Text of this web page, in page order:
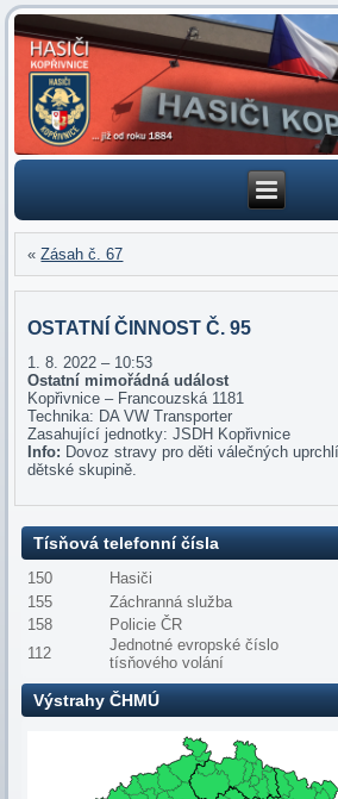
«Zásah č. 67
OSTATNÍ ČINNOST Č. 95
1. 8. 2022 – 10:53
Ostatní mimořádná událost
Kopřivnice – Francouzská 1181
Technika: DA VW Transporter
Zasahující jednotky: JSDH Kopřivnice
Info: Dovoz stravy pro děti válečných
dětské skupině.
Tísňová telefonní čísla
150
Hasiči
155
Záchranná služba
158
Policie ČR
112
Jednotné evropské číslo
tísňového volání
Výstrahy ČHMÚ